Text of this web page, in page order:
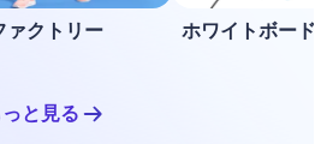
ァクトリー
っと見る